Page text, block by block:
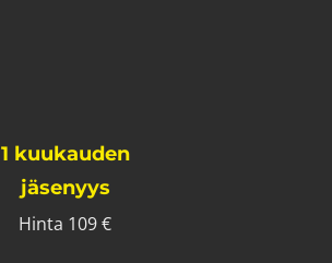
1 kuukauden
jäsenyys
Hinta 109 €